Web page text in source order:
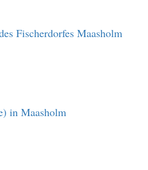
Fischerdorfes Maasholm
in Maasholm